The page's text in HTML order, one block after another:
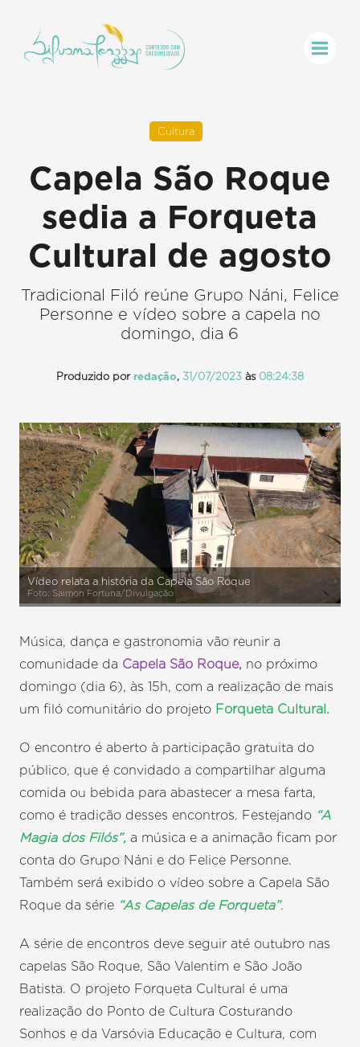
Cultura
Capela São Roque
sedia a Forqueta
Cultural de agosto
Tradicional Filó reúne Grupo Náni, Felice
Personne e vídeo sobre a capela no
domingo, dia 6
Produzido por redação, 31/07/2023às 08:24:38
Vídeo relata a história da Capela São Roque
Foto: Saimon Fortuna/Divulgação
Música, dança e gastronomia vão reunir a
comunidade da Capela São Roque, no próximo
domingo (dia 6), às 15h, com a realização de mais
um filó comunitário do projeto Forqueta Cultural.
O encontro é aberto à participação gratuita do
público, que é convidado a compartilhar alguma
comida ou bebida para abastecer a mesa farta,
como é tradição desses encontros. Festejando “A
Magia dos Filós”, a música e a animação ficam por
conta do Grupo Náni e do Felice Personne.
Também será exibido o vídeo sobre a Capela São
Roque da série “As Capelas de Forqueta”.
A série de encontros deve seguir até outubro nas
capelas São Roque, São Valentim e São João
Batista. O projeto Forqueta Cultural é uma
realização do Ponto de Cultura Costurando
Sonhos e da Varsóvia Educação e Cultura, com